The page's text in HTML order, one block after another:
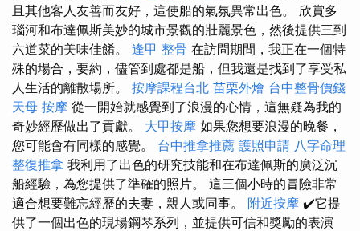
且其他客人友善而友好，這使船的氣氛異常出色。 欣賞多
瑙河和布達佩斯美妙的城市景觀的壯麗景色，然後提供三到
六道菜的美味佳餚。 逢甲 整骨 在訪問期間，我正在一個特
殊的場合，要約，儘管到處都是船，但我還是找到了享受私
人生活的離散場所。 按摩課程台北 苗栗外燴 台中整骨價錢
天母 按摩 從一開始就感覺到了浪漫的心情，這無疑為我的
奇妙經歷做出了貢獻。 大甲按摩 如果您想要浪漫的晚餐，
您可能會有同樣的感覺。 台中推拿推薦 護照申請 八字命理
整復推拿 我利用了出色的研究技能和在布達佩斯的廣泛沉
船經驗，為您提供了準確的照片。 這三個小時的冒險非常
適合想要難忘經歷的夫妻，親人或同事。 附近按摩 ✔️它提
供了一個出色的現場鋼琴系列，並提供可信和獎勵的表演